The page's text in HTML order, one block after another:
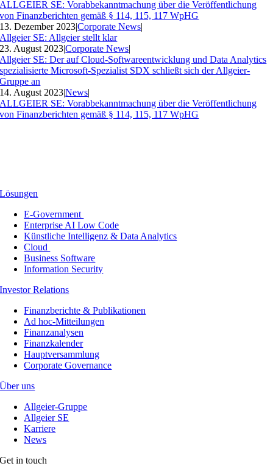
ALLGEIER SE: Vorabbekanntmachung über die Veröffentlichung
von Finanzberichten gemäß § 114, 115, 117 WpHG
13. Dezember 2023|Corporate News|
Allgeier SE: Allgeier stellt klar
23. August 2023|Corporate News|
Allgeier SE: Der auf Cloud-Softwareentwicklung und Data Analytics
spezialisierte Microsoft-Spezialist SDX schließt sich der Allgeier-
Gruppe an
14. August 2023|News|
ALLGEIER SE: Vorabbekanntmachung über die Veröffentlichung
von Finanzberichten gemäß § 114, 115, 117 WpHG
Lösungen
E-Government
Enterprise AI Low Code
Künstliche Intelligenz & Data Analytics
Cloud
Business Software
Information Security
Investor Relations
Finanzberichte & Publikationen
Ad hoc-Mitteilungen
Finanzanalysen
Finanzkalender
Hauptversammlung
Corporate Governance
Über uns
Allgeier-Gruppe
Allgeier SE
Karriere
News
Get in touch